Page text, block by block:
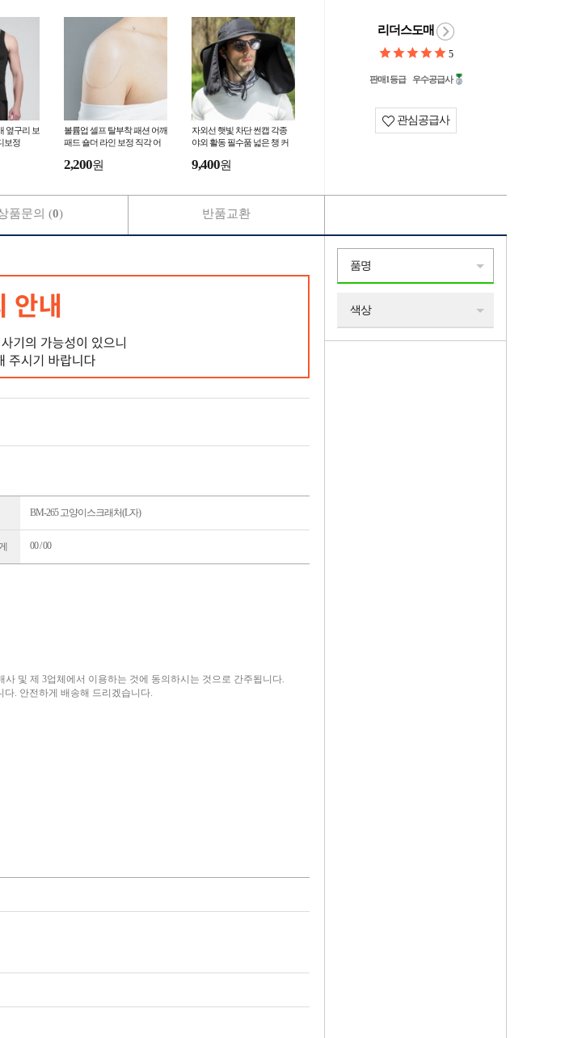
옆구리 보
보정
볼륨업 셀프 탈부착 패션 어깨
패드 숄더 라인 보정 직각 어
촬영용 소품
2,200원
자외선 햇빛 차단 썬캡 각종
야외 활동 필수품 넓은 챙 커
조절 가능
9,400원
리더스도매
5
판매1등급 우수공급사
관심공급사
BM-265 고양이스크래처(L자)
00 / 00
및 제 3업체에서 이용하는 것에 동의하시는 것으로 간주됩니다.
. 안전하게 배송해 드리겠습니다.
품문의 (0) 반품교환
품명
색상